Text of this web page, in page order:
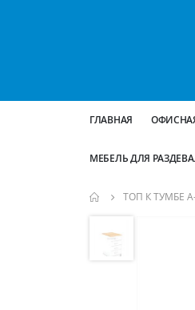
ГЛАВНАЯ
МЕБЕЛЬ ДЛЯ
ТОП К ТУМБЕ